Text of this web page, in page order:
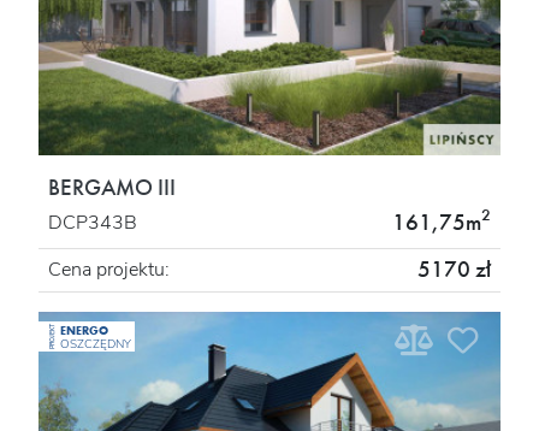
BERGAMO III
DCP343B 161,75m2
Cena projektu: 5170 zł
PROJEKT ENERGO
OSZCZĘDNY